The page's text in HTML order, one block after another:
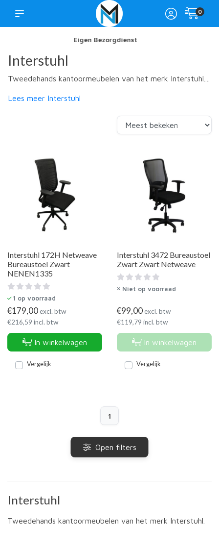
0
Showroom in Nijkerk
Interstuhl
Tweedehands kantoormeubelen van het merk Interstuhl....
Lees meer Interstuhl
Interstuhl 172H Netweave
Bureaustoel Zwart
NENEN1335
1 op voorraad
€179,00excl. btw
€216,59 incl. btw
In winkelwagen
Vergelijk
Interstuhl 3472 Bureaustoel
Zwart Zwart Netweave
Niet op voorraad
€99,00excl. btw
€119,79 incl. btw
In winkelwagen
Vergelijk
1
Open filters
Interstuhl
Tweedehands kantoormeubelen van het merk Interstuhl.